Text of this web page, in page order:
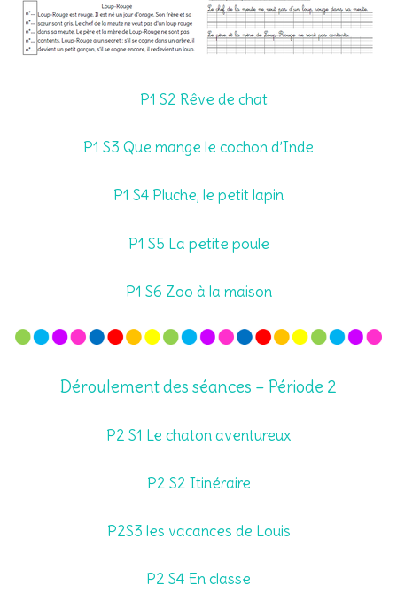
P1 S2 Rêve de chat
P1 S3 Que mange le cochon d’Inde
P1 S4 Pluche, le petit lapin
P1 S5 La petite poule
P1 S6 Zoo à la maison
Déroulement des séances – Période 2
P2 S1 Le chaton aventureux
P2 S2 Itinéraire
P2S3 les vacances de Louis
P2 S4 En classe